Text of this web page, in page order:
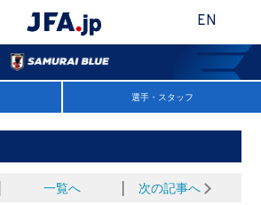
EN
選手・スタッフ
一覧へ 次の記事へ